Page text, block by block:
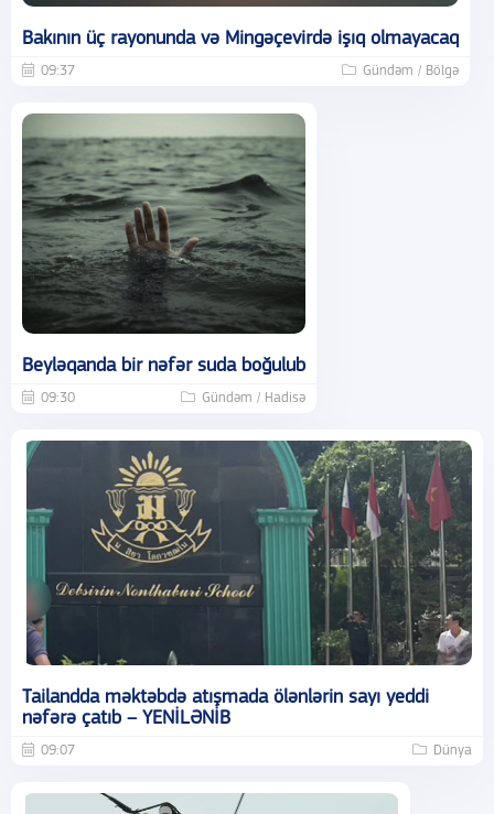
Bakının üç rayonunda və Mingəçevirdə işıq olmayacaq
09:37 Gündəm / Bölgə
Beyləqanda bir nəfər suda boğulub
09:30 Gündəm / Hadisə
Tailandda məktəbdə atışmada ölənlərin sayı yeddi
nəfərə çatıb – YENİLƏNİB
09:07 Dünya